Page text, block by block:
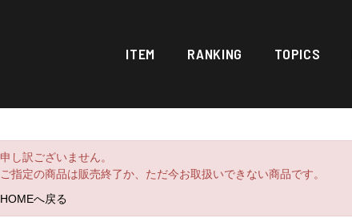
ITEM RANKING TOPICS
申し訳ございません。
ご指定の商品は販売終了か、ただ今お取扱いできない商品です。
HOMEへ戻る